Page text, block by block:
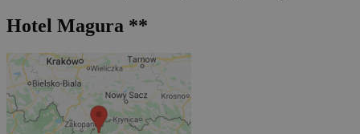
Hotel Magura **